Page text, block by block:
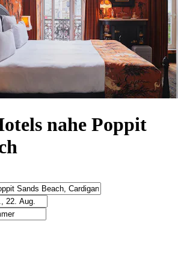
nahe Poppit